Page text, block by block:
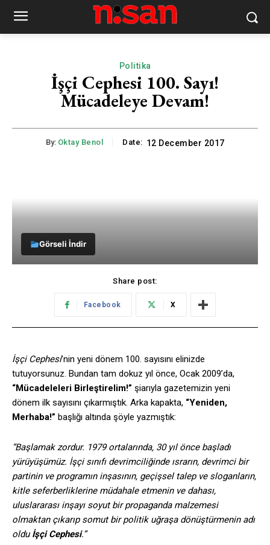
Politika
İşçi Cephesi 100. Sayı!
Mücadeleye Devam!
By: Oktay Benol Date: 12 December 2017
Görseli İndir
Share post:
Facebook X
İşçi Cephesi’nin yeni dönem 100. sayısını elinizde
tutuyorsunuz. Bundan tam dokuz yıl önce, Ocak 2009’da,
“Mücadeleleri Birleştirelim!” şiarıyla gazetemizin yeni
dönem ilk sayısını çıkarmıştık. Arka kapakta, “Yeniden,
Merhaba!” başlığı altında şöyle yazmıştık:
“Başlamak zordur. 1979 ortalarında, 30 yıl önce başladı
yürüyüşümüz. İşçi sınıfı devrimciliğinde ısrarın, devrimci bir
partinin ve programın inşasının, geçişsel talep ve sloganların,
kitle seferberliklerine müdahale etmenin ve dahası,
uluslararası inşayı soyut bir propaganda malzemesi
olmaktan çıkarıp somut bir politik uğraşa dönüştürmenin adı
olduİşçi Cephesi.”